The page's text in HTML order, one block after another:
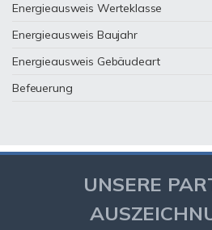
Energieausweis Werteklasse
Energieausweis Baujahr
Energieausweis Gebäudeart
Befeuerung
UNSERE